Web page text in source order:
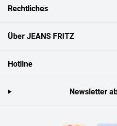
Rechtliches
Über JEANS FRITZ
Hotline
Newsletter